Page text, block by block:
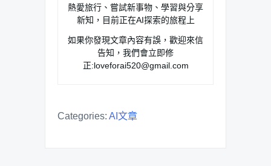
熱愛旅行、嘗試新事物、學習與分享
新知，目前正在AI探索的旅程上
如果你發現文章內容有誤，歡迎來信
告知，我們會立即修
正:loveforai520@gmail.com
Categories: AI文章